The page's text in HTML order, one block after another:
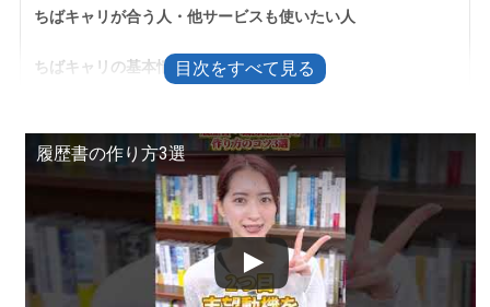
ちばキャリが合う人・他サービスも使いたい人
ちばキャリの基本情報
ちばキャリとちばキャリスカウトは使い方が違います
求職者側の利用料金は無料です
ログインできないときは登録情報とメール受信設定を確認
50代・ミドル世代は応募条件と経験の合い方を見ます
履歴書の作り方3選